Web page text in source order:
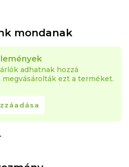
mondanak
adhatnak hozzá
ezt a terméket.